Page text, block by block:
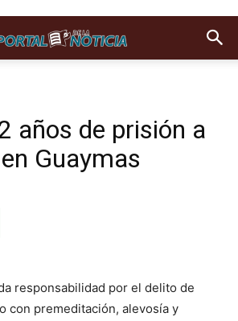
años de prisión a
Guaymas
responsabilidad por el delito de
con premeditación, alevosía y